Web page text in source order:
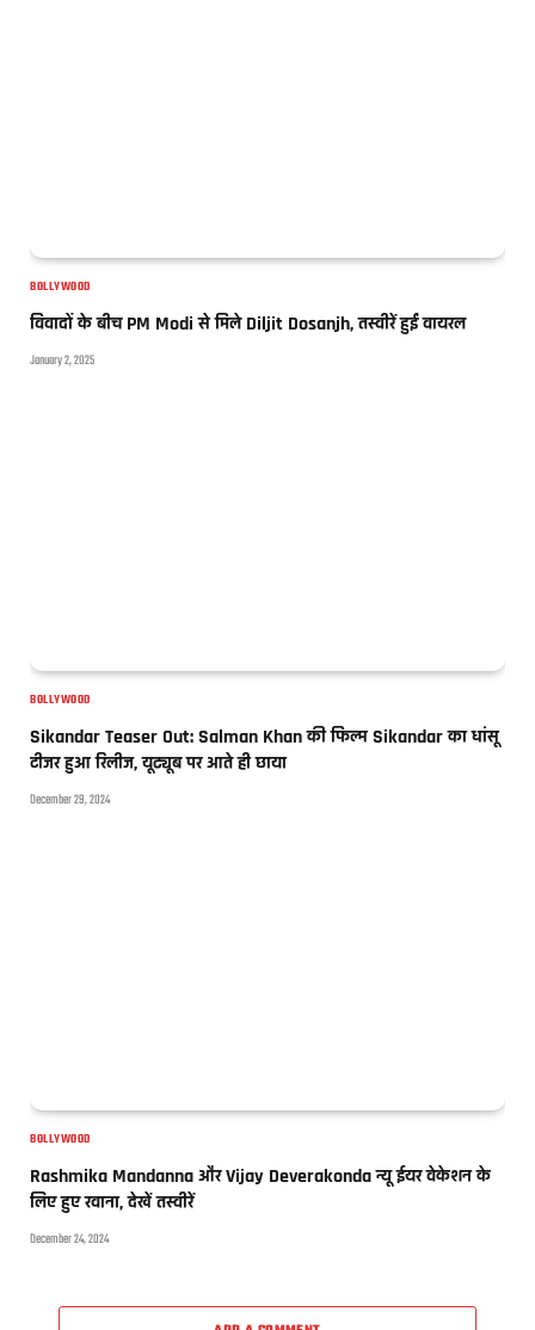
BOLLYWOOD
विवादों के बीच PM Modi से मिले Diljit Dosanjh, तस्वीरें हुईं वायरल
January 2, 2025
BOLLYWOOD
Sikandar Teaser Out: Salman Khan की फिल्म Sikandar का धांसू
टीजर हुआ रिलीज, यूट्यूब पर आते ही छाया
December 29, 2024
BOLLYWOOD
Rashmika Mandanna और Vijay Deverakonda न्यू ईयर वेकेशन के
लिए हुए रवाना, देखें तस्वीरें
December 24, 2024